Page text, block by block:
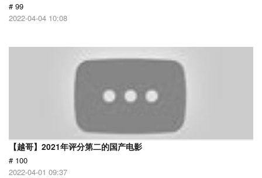
# 99
2022-04-04 10:08
【越哥】2021年评分第二的国产电影
# 100
2022-04-01 09:37